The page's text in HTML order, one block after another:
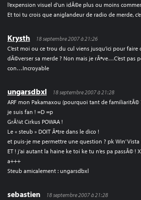
l’expension visuel d’un idÃ©e plus ou moins
Et toi tu crois que aniglandeur de radio de merde,
Krysth
18 septembre 2007 à 21:26
C’est moi ou ce trou du cul viens jusqu’ici pour
dÃ©verser sa merde ? Non mais je rÃªve…C’est pas
con…Incroyable
ungarsdbxl
18 septembre 2007 à 21:28
ARF mon Pakamaxou (pourquoi tant de familiaritÃ©
je suis fan ! =D =p
GrÃ¼t Cirkus POWAA !
Le « steub » DOIT Ãªtre dans le dico !
et puis-je me permettre une question ? pk Win’ Vista
ET ! j’ai autant la haine ke toi ke tu n’es pa passÃ© !
a+++
Steub amicalement : ungarsdbxl
sebastien
18 septembre 2007 à 21:28